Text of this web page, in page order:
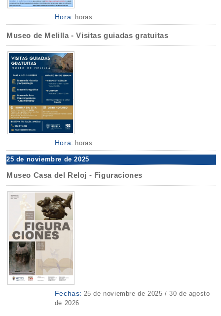
Hora: horas
Museo de Melilla - Visitas guiadas gratuitas
Hora: horas
25 de noviembre de 2025
Museo Casa del Reloj - Figuraciones
Fechas: 25 de noviembre de 2025 / 30 de agosto
de 2026